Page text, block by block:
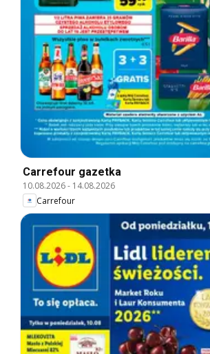
Carrefour gazetka
10.08.2026- 14.08.2026
Carrefour